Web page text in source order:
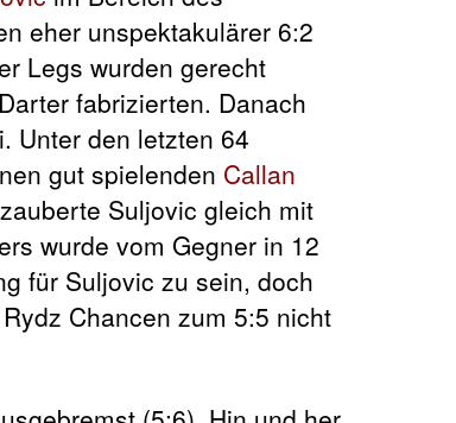
eher unspektakulärer 6:2
Legs wurden gerecht
fabrizierten. Danach
Unter den letzten 64
gut spielenden Callan
Suljovic gleich mit
wurde vom Gegner in 12
für Suljovic zu sein, doch
Chancen zum 5:5 nicht